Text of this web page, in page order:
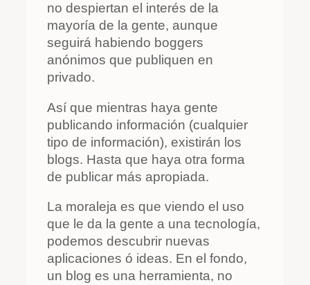
no despiertan el interés de la
mayoría de la gente, aunque
seguirá habiendo boggers
anónimos que publiquen en
privado.
Así que mientras haya gente
publicando información (cualquier
tipo de información), existirán los
blogs. Hasta que haya otra forma
de publicar más apropiada.
La moraleja es que viendo el uso
que le da la gente a una tecnología,
podemos descubrir nuevas
aplicaciones ó ideas. En el fondo,
un blog es una herramienta, no